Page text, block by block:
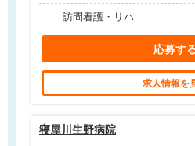
訪問看護・リハ
応募す
求人情報を
寝屋川生野病院